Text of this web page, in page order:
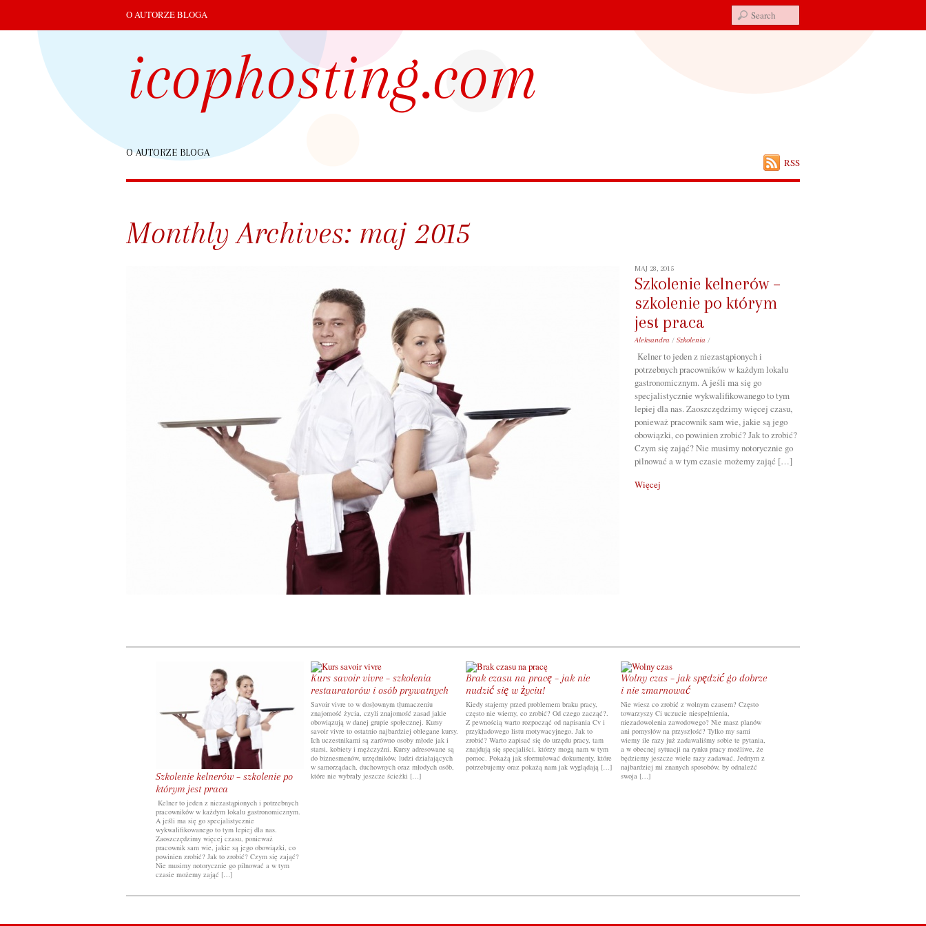
O AUTORZE BLOGA
icophosting.com
RSS
O AUTORZE BLOGA
Monthly Archives: maj 2015
MAJ 28, 2015
Szkolenie kelnerów –
szkolenie po którym
jest praca
Aleksandra / Szkolenia /
Kelner to jeden z niezastąpionych i
potrzebnych pracowników w każdym lokalu
gastronomicznym. A jeśli ma się go
specjalistycznie wykwalifikowanego to tym
lepiej dla nas. Zaoszczędzimy więcej czasu,
ponieważ pracownik sam wie, jakie są jego
obowiązki, co powinien zrobić? Jak to zrobić?
Czym się zająć? Nie musimy notorycznie go
pilnować a w tym czasie możemy zająć […]
Więcej
Szkolenie kelnerów – szkolenie po
którym jest praca
Kelner to jeden z niezastąpionych i potrzebnych
pracowników w każdym lokalu gastronomicznym.
A jeśli ma się go specjalistycznie
wykwalifikowanego to tym lepiej dla nas.
Zaoszczędzimy więcej czasu, ponieważ
pracownik sam wie, jakie są jego obowiązki, co
powinien zrobić? Jak to zrobić? Czym się zająć?
Nie musimy notorycznie go pilnować a w tym
czasie możemy zająć […]
Kurs savoir vivre – szkolenia
restauratorów i osób prywatnych
Savoir vivre to w dosłownym tłumaczeniu
znajomość życia, czyli znajomość zasad jakie
obowiązują w danej grupie społecznej. Kursy
savoir vivre to ostatnio najbardziej oblegane kursy.
Ich uczestnikami są zarówno osoby młode jak i
starsi, kobiety i mężczyźni. Kursy adresowane są
do biznesmenów, urzędników, ludzi działających
w samorządach, duchownych oraz młodych osób,
które nie wybrały jeszcze ścieżki […]
Brak czasu na pracę – jak nie
nudzić się w życiu!
Kiedy stajemy przed problemem braku pracy,
często nie wiemy, co zrobić? Od czego zacząć?.
Z pewnością warto rozpocząć od napisania Cv i
przykładowego listu motywacyjnego. Jak to
zrobić? Warto zapisać się do urzędu pracy, tam
znajdują się specjaliści, którzy mogą nam w tym
pomoc. Pokażą jak sformułować dokumenty, które
potrzebujemy oraz pokażą nam jak wyglądają […]
Wolny czas – jak spędzić go dobrze
i nie zmarnować
Nie wiesz co zrobić z wolnym czasem? Często
towarzyszy Ci uczucie niespełnienia,
niezadowolenia zawodowego? Nie masz planów
ani pomysłów na przyszłość? Tylko my sami
wiemy ile razy już zadawaliśmy sobie te pytania,
a w obecnej sytuacji na rynku pracy możliwe, że
będziemy jeszcze wiele razy zadawać. Jednym z
najbardziej mi znanych sposobów, by odnaleźć
swoja […]